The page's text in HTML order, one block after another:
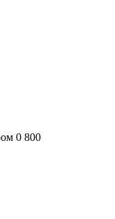
0 800